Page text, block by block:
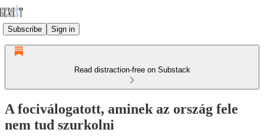
Subscribe Sign in
Read distraction-free on Substack
A fociválogatott, aminek az ország fele
nem tud szurkolni